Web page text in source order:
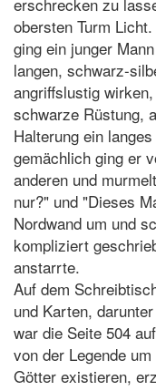
obersten Turm
ging ein junger
langen, schwarz-
angriffslustig
schwarze Rüstung,
Halterung ein
gemächlich ging er
anderen und
nur?" und "Dieses
Nordwand um und
kompliziert
anstarrte.
Auf dem
und Karten,
war die Seite 504
von der Legende
Götter existieren,